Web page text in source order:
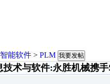
智能软件 > PLM 我要发帖
术与软件:永胜机械携